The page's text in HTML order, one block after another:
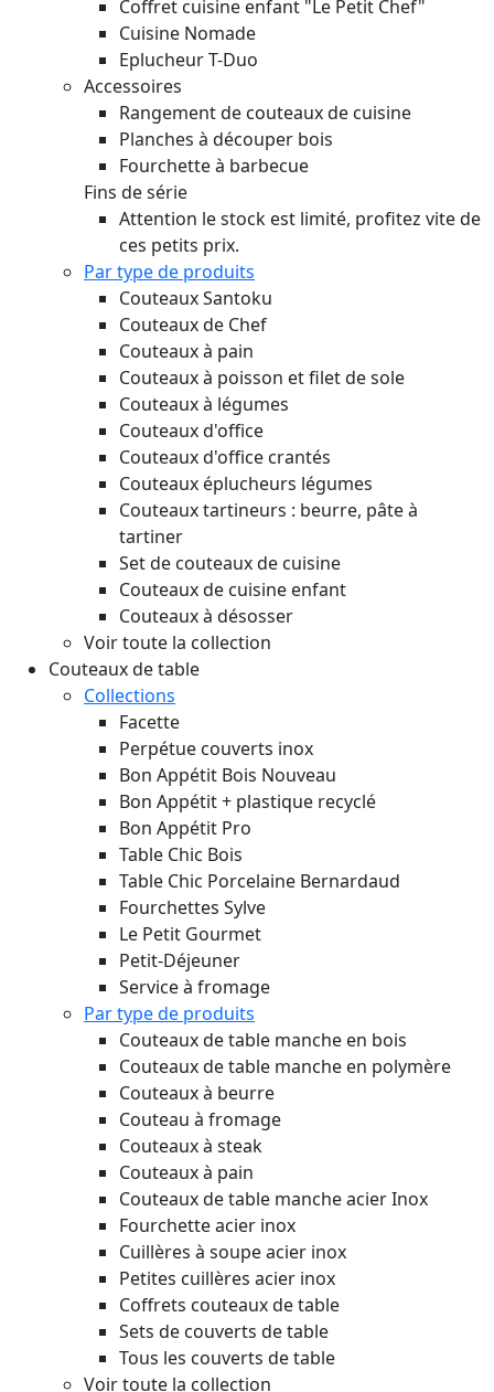
Coffret cuisine enfant "Le Petit Chef"
Cuisine Nomade
Eplucheur T-Duo
Accessoires
Rangement de couteaux de cuisine
Planches à découper bois
Fourchette à barbecue
Fins de série
Attention le stock est limité, profitez vite de
ces petits prix.
Par type de produits
Couteaux Santoku
Couteaux de Chef
Couteaux à pain
Couteaux à poisson et filet de sole
Couteaux à légumes
Couteaux d'office
Couteaux d'office crantés
Couteaux éplucheurs légumes
Couteaux tartineurs : beurre, pâte à
tartiner
Set de couteaux de cuisine
Couteaux de cuisine enfant
Couteaux à désosser
Voir toute la collection
Couteaux de table
Collections
Facette
Perpétue couverts inox
Bon Appétit Bois Nouveau
Bon Appétit + plastique recyclé
Bon Appétit Pro
Table Chic Bois
Table Chic Porcelaine Bernardaud
Fourchettes Sylve
Le Petit Gourmet
Petit-Déjeuner
Service à fromage
Par type de produits
Couteaux de table manche en bois
Couteaux de table manche en polymère
Couteaux à beurre
Couteau à fromage
Couteaux à steak
Couteaux à pain
Couteaux de table manche acier Inox
Fourchette acier inox
Cuillères à soupe acier inox
Petites cuillères acier inox
Coffrets couteaux de table
Sets de couverts de table
Tous les couverts de table
Voir toute la collection